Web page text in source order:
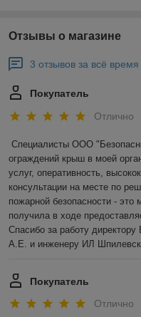
Отзывы о магазине
3 отзывов за всё время
Покупатель
Отлично
Специалисты ООО
ограждений крыш в моей
услуг, оперативность,
консультации на месте по
пожарной безопасности - это
получила в ходе
Спасибо за работу
А.Е. и инженеру ИЛ
Покупатель
Отлично